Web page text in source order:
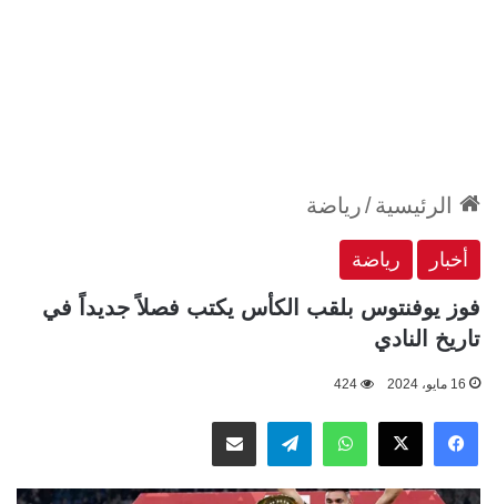
الرئيسية/رياضة
أخبار رياضة
فوز يوفنتوس بلقب الكأس يكتب فصلاً جديداً في
تاريخ النادي
16 مايو، 2024 424
فيسبوك
‫X واتسابتيلقراممشاركة عبر البريد